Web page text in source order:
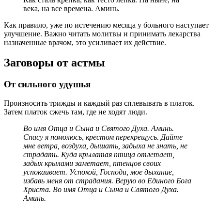
века, на все времена. Аминь.
Как правило, уже по истечению месяца у больного наступает
улучшение. Важно читать молитвы и принимать лекарства
назначенные врачом, это усиливает их действие.
Заговоры от астмы
От сильного удушья
Произносить трижды и каждый раз сплевывать в платок.
Затем платок сжечь там, где не ходят люди.
Во имя Отца и Сына и Святого Духа. Аминь.
Спасу я помолюсь, крестом перекрещусь. Дайте
мне ветра, воздуха, дышать, задыха не знать, не
страдать. Куда крылатая птица отлетает,
задых крылами заметает, птенцов своих
успокаивает. Успокой, Господи, мое дыхание,
избавь меня от страдания. Верую во Единого Бога
Христа. Во имя Отца и Сына и Святого Духа.
Аминь.